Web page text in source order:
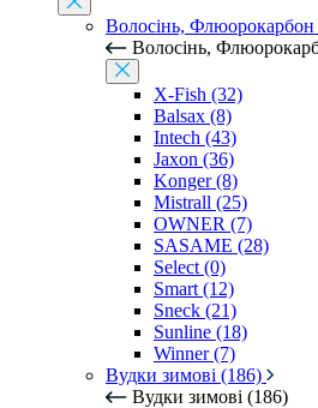
Волосінь, Флюорокарбон
Волосінь,
X-Fish (32)
Balsax (8)
Intech (43)
Jaxon (36)
Konger (8)
Mistrall (25)
OWNER (7)
SASAME (28)
Select (0)
Smart (12)
Sneck (21)
Sunline (18)
Winner (7)
Вудки зимові (186)
Вудки зимові (186)